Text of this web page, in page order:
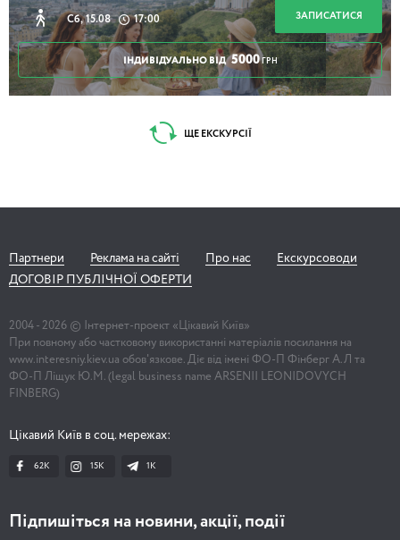
Сб, 15.08 17:00 ЗАПИСАТИСЯ
ІНДИВІДУАЛЬНО ВІД 5000 ГРН
ЩЕ ЕКСКУРСІЇ
Партнери Реклама на сайті Про нас
Екскурсоводи
ДОГОВІР ПУБЛІЧНОЇ ОФЕРТИ
2004 - 2026 © Інтернет-проект «Цікавий Київ»
При повному або частковому використанні матеріалів посилання на
www.interesniy.kiev.ua обов'язкове. Діє від імені ФО-П Фінберг А.Л та
ФО-П Ліщук Ю.М. (legal business name ARSENII LEONIDOVYCH
FINBERG)
Цікавий Київ в соц. мережах:
62K 15K 1К
Підпишіться на новини, акції, події